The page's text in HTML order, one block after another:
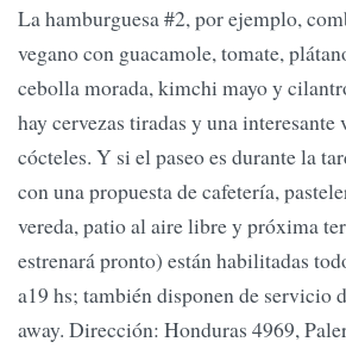
La hamburguesa #2, por ejemplo,
vegano con guacamole, tomate,
cebolla morada, kimchi mayo y
hay cervezas tiradas y una interesante
cócteles. Y si el paseo es durante la
con una propuesta de cafetería,
vereda, patio al aire libre y próxima
estrenará pronto) están habilitadas
a19 hs; también disponen de servicio
away. Dirección: Honduras 4969,